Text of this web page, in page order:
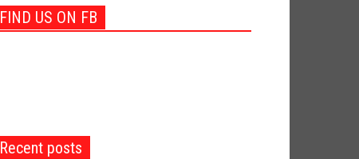
FIND US ON FB
Recent posts